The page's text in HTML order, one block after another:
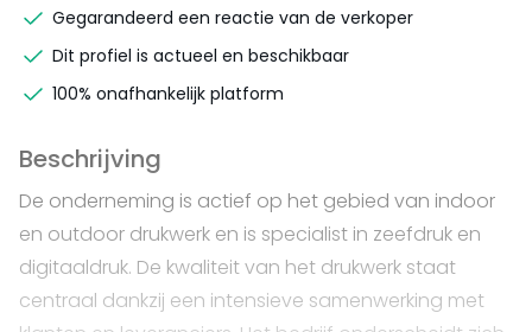
Gegarandeerd een reactie van de verkoper
Dit profiel is actueel en beschikbaar
100% onafhankelijk platform
Beschrijving
De onderneming is actief op het gebied van indoor
en outdoor drukwerk en is specialist in zeefdruk en
digitaaldruk. De kwaliteit van het drukwerk staat
centraal dankzij een intensieve samenwerking met